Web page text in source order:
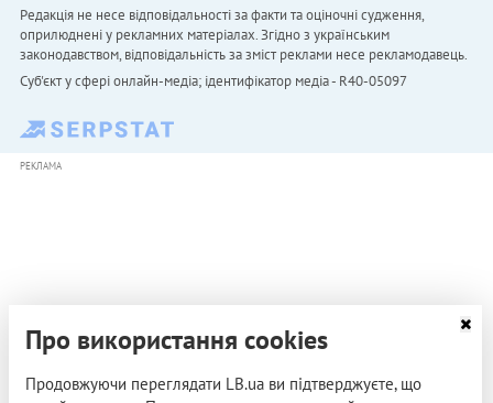
Редакція не несе відповідальності за факти та оціночні судження,
оприлюднені у рекламних матеріалах. Згідно з українським
законодавством, відповідальність за зміст реклами несе рекламодавець.
Cуб'єкт у сфері онлайн-медіа; ідентифікатор медіа - R40-05097
РЕКЛАМА
Про використання cookies
Продовжуючи переглядати LB.ua ви підтверджуєте, що